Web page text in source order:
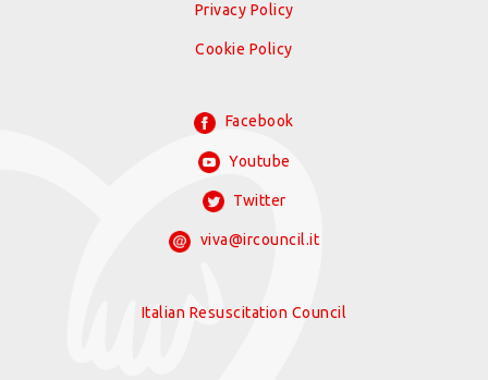
Privacy Policy
Cookie Policy
Facebook
Youtube
Twitter
viva@ircouncil.it
Italian Resuscitation Council